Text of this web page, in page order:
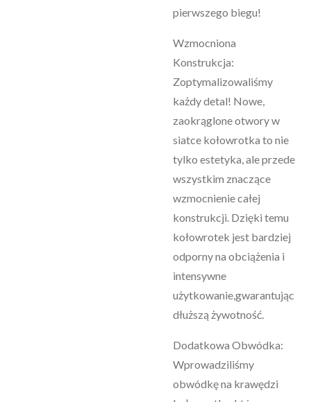
pierwszego biegu!
Wzmocniona
Konstrukcja:
Zoptymalizowaliśmy
każdy detal! Nowe,
zaokrąglone otwory w
siatce kołowrotka to nie
tylko estetyka, ale przede
wszystkim znaczące
wzmocnienie całej
konstrukcji. Dzięki temu
kołowrotek jest bardziej
odporny na obciążenia i
intensywne
użytkowanie,gwarantując
dłuższą żywotność.
Dodatkowa Obwódka:
Wprowadziliśmy
obwódkę na krawędzi